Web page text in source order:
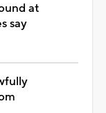
at
say